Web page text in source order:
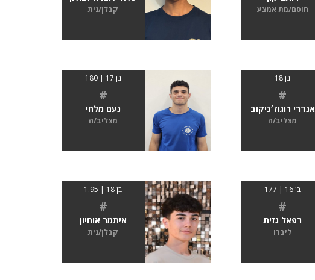
חוסם/מת אמצע קבלן/נית
בן 18
#
אנדרי רוגוז׳ניקוב
מצליב/ה
בן 17 | 180
#
נעם מלחי
מצליב/ה
בן 16 | 177
#
רפאל גזית
ליברו
בן 18 | 1.95
#
איתמר אוחיון
קבלן/נית